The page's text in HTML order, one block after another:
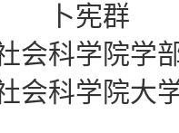
卜宪群
会科学院学
会科学院大